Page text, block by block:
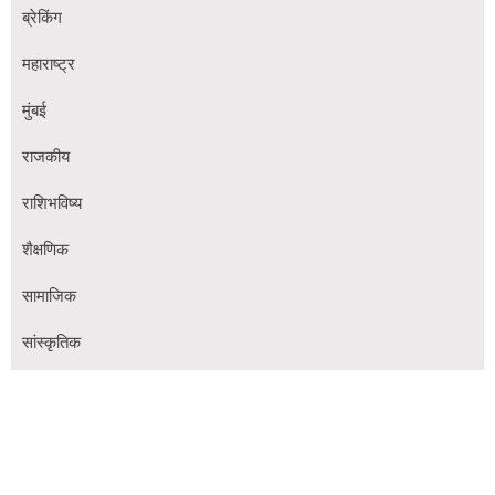
ब्रेकिंग
महाराष्ट्र
मुंबई
राजकीय
राशिभविष्य
शैक्षणिक
सामाजिक
सांस्कृतिक